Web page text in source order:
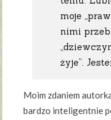
moje
nimi
żyje”.
Moim zdaniem
bardzo inteligentnie